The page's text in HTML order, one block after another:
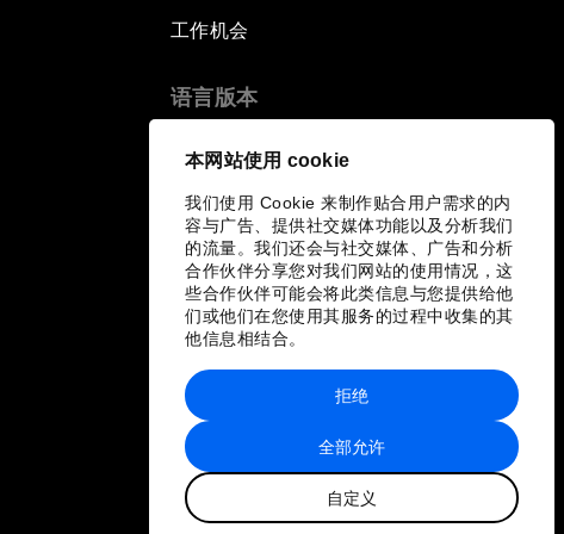
本网站使用 cookie
我们使用 Cookie 来制作贴合用户需求的内
容与广告、提供社交媒体功能以及分析我们
的流量。我们还会与社交媒体、广告和分析
合作伙伴分享您对我们网站的使用情况，这
些合作伙伴可能会将此类信息与您提供给他
们或他们在您使用其服务的过程中收集的其
他信息相结合。
全部允许
自定义
拒绝
工作机会
语言版本